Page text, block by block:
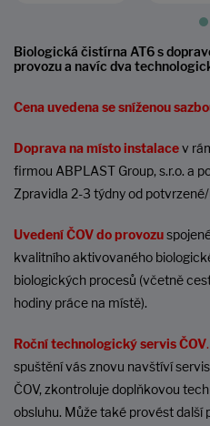
Biologická čistírna AT6 s
provozu a navíc dva
Cena uvedena se sníženou
Doprava na místo instalacev
firmou ABPLAST Group, s.r.o. a
Zpravidla 2-3 týdny od
Uvedení ČOV do provozu
kvalitního aktivovaného
biologických procesů (včetně
hodiny práce na místě).
Roční technologický servisČOV.
spuštění vás znovu navštíví
ČOV, zkontroluje doplňkovou
obsluhu. Může také provést další